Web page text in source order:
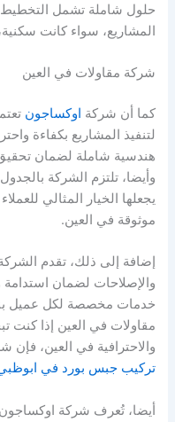
حلول شاملة تشمل التخطيط،
المشاريع، سواء كانت
شركة مقاولات في العين
كما أن شركة اوكساجون
لتنفيذ المشاريع بكفاءة
هندسية شاملة لضمان
وأيضا، تلتزم الشركة
يجعلها الخيار المثالي
موثوقة في العين.
إضافة إلى ذلك، تقدم
والإصلاحات لضمان
خدمات مخصصة لكل عميل
مقاولات في العين إذا كنت
والاحترافية في العين، فإن
تركيب جبس بورد في
أيضا، تُعرف شركة